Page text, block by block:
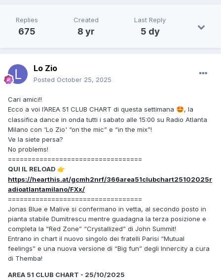
Replies
675
Created
8 yr
Last Reply
5 dy
Lo Zio
Posted October 25, 2025
Cari amici!!
Ecco a voi l’AREA 51 CLUB CHART di questa settimana 🤩, la
classifica dance in onda tutti i sabato alle 15:00 su Radio Atlanta
Milano con 'Lo Zio' “on the mic” e “in the mix”!
Ve la siete persa?
No problems!
==================================
QUI IL RELOAD 👉
https://hearthis.at/gcmh2nrf/366area51clubchart25102025r
adioatlantamilano/FXx/
==================================
Jonas Blue e Malive si confermano in vetta, al secondo posto in
pianta stabile Dumitrescu mentre guadagna la terza posizione e
completa la “Red Zone” “Crystallized” di John Summit!
Entrano in chart il nuovo singolo dei fratelli Parisi “Mutual
feelings” e una nuova versione di “Big fun” degli Innercity a cura
di Themba!
AREA 51 CLUB CHART - 25/10/2025